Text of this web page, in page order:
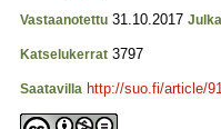
Vastaanotettu 31.10.2017
Katselukerrat 3797
Saatavilla http://suo.fi/article/